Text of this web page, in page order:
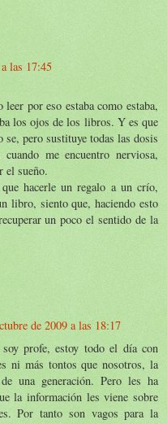
las 17:45
por eso estaba como estaba,
los ojos de los libros. Y es que
pero sustituye todas las dosis
me encuentro nerviosa,
el sueño.
hacerle un regalo a un crío,
libro, siento que, haciendo esto
un poco el sentido de la
de 2009 a las 18:17
profe, estoy todo el día con
ni más tontos que nosotros, la
una generación. Pero les ha
la información les viene sobre
Por tanto son vagos para la